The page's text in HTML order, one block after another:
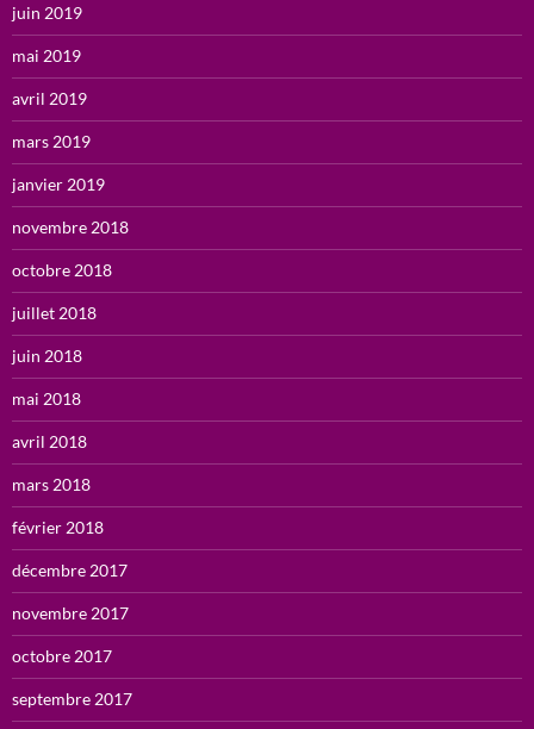
juin 2019
mai 2019
avril 2019
mars 2019
janvier 2019
novembre 2018
octobre 2018
juillet 2018
juin 2018
mai 2018
avril 2018
mars 2018
février 2018
décembre 2017
novembre 2017
octobre 2017
septembre 2017